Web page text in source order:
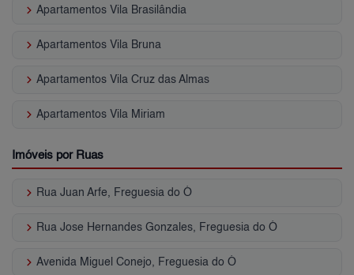
keyboard_arrow_right Apartamentos Vila Brasilândia
keyboard_arrow_right Apartamentos Vila Bruna
keyboard_arrow_right Apartamentos Vila Cruz das Almas
keyboard_arrow_right Apartamentos Vila Miriam
Imóveis por Ruas
keyboard_arrow_right Rua Juan Arfe, Freguesia do Ó
keyboard_arrow_right Rua Jose Hernandes Gonzales, Freguesia do Ó
keyboard_arrow_right Avenida Miguel Conejo, Freguesia do Ó